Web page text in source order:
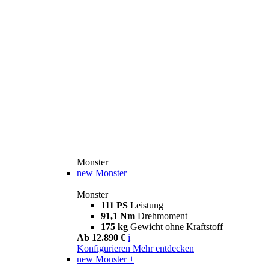
Monster
new Monster
Monster
111 PS Leistung
91,1 Nm Drehmoment
175 kg Gewicht ohne Kraftstoff
Ab 12.890 € i
Konfigurieren Mehr entdecken
new Monster +